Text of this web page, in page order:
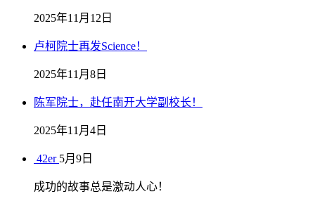
2025年11月12日
卢柯院士再发Science！
2025年11月8日
陈军院士，赴任南开大学副校长！
2025年11月4日
42er 5月9日
成功的故事总是激动人心！